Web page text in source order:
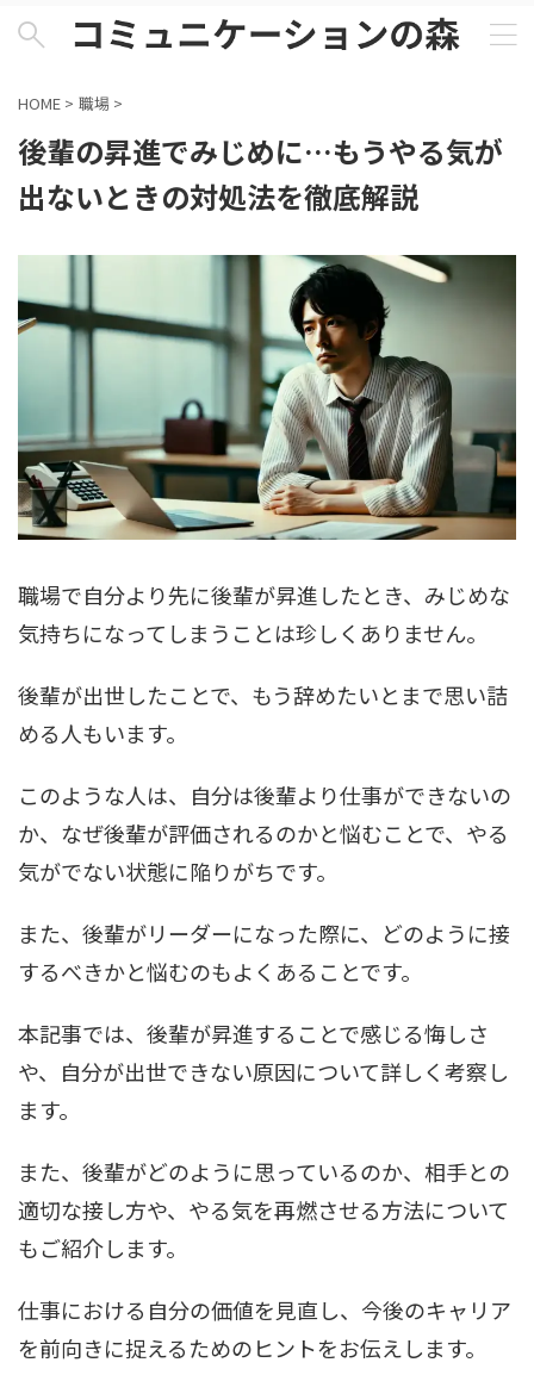
HOME > 職場 >
後輩の昇進でみじめに…もうやる気が
出ないときの対処法を徹底解説
職場で自分より先に後輩が昇進したとき、みじめな
気持ちになってしまうことは珍しくありません。
後輩が出世したことで、もう辞めたいとまで思い詰
める人もいます。
このような人は、自分は後輩より仕事ができないの
か、なぜ後輩が評価されるのかと悩むことで、やる
気がでない状態に陥りがちです。
また、後輩がリーダーになった際に、どのように接
するべきかと悩むのもよくあることです。
本記事では、後輩が昇進することで感じる悔しさ
や、自分が出世できない原因について詳しく考察し
ます。
また、後輩がどのように思っているのか、相手との
適切な接し方や、やる気を再燃させる方法について
もご紹介します。
仕事における自分の価値を見直し、今後のキャリア
を前向きに捉えるためのヒントをお伝えします。